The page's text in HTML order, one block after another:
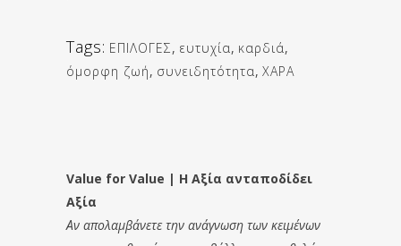
Tags: ΕΠΙΛΟΓΕΣ, ευτυχία, καρδιά,
όμορφη ζωή, συνειδητότητα, ΧΑΡΑ
Value for Value | Η Αξία ανταποδίδει
Αξία
Αν απολαμβάνετε την ανάγνωση των κειμένων